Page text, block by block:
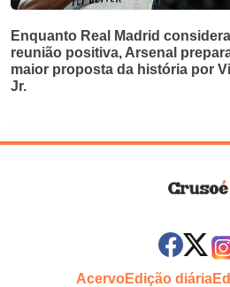
Enquanto Real Madrid considera
reunião positiva, Arsenal
maior proposta da história por
Jr.
AcervoEdição diária